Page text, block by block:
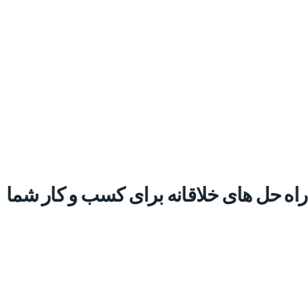
راه حل های خلاقانه برای کسب و کار شما